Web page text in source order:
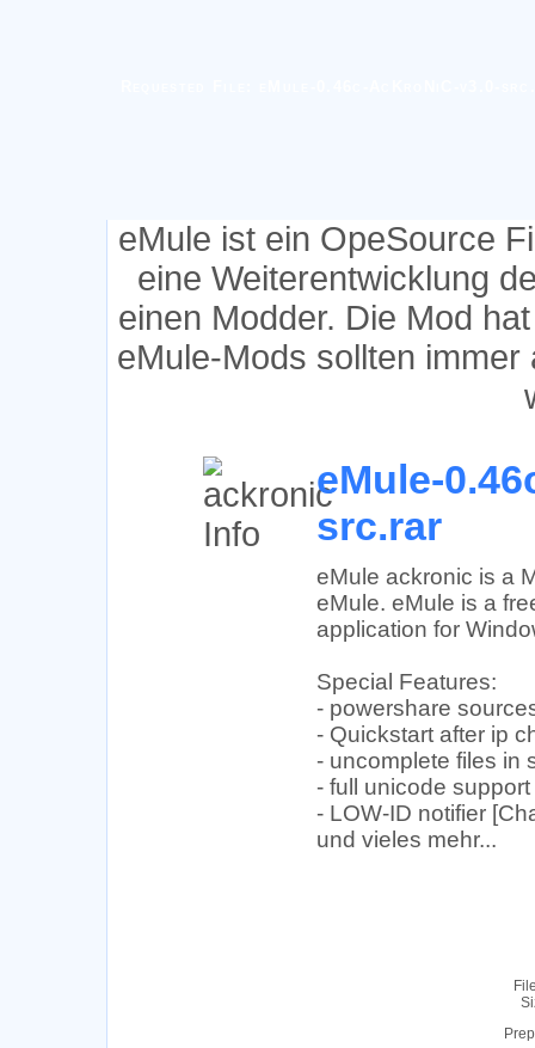
eMule ist ein OpeSource
eine Weiterentwicklung
einen Modder. Die Mod
eMule-Mods sollten
eMule-
src.rar
eMule ackronic is a
eMule. eMule is a
application for
Special Features:
- powershare
- Quickstart after ip
- uncomplete files in
- full unicode
- LOW-ID notifier
und vieles mehr...